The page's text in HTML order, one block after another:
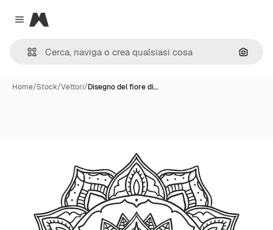
Close menu
Magnific
Cerca
Home/Stock/Vettori/Disegno del fiore di…